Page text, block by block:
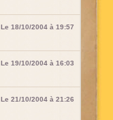
Le 18/10/2004 à 19:57
Le 19/10/2004 à 16:03
Le 21/10/2004 à 21:26